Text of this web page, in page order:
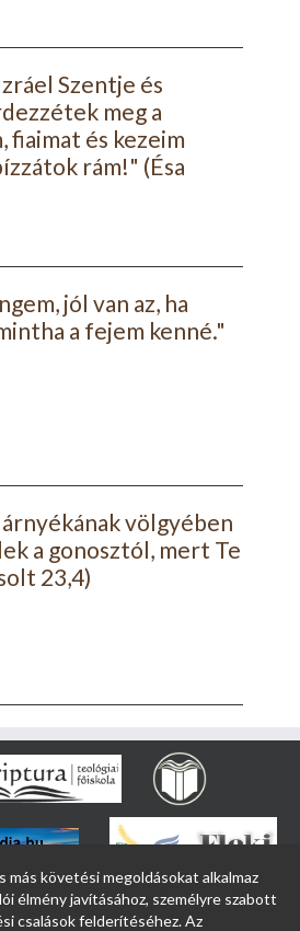
Szentje és
meg a
és kezeim
rám!" (Ésa
jól van az, ha
a fejem kenné."
völgyében
a gonosztól, mert Te
23,4)
más követési megoldásokat alkalmaz
élmény javításához, személyre szabott
csalások felderítéséhez. Az